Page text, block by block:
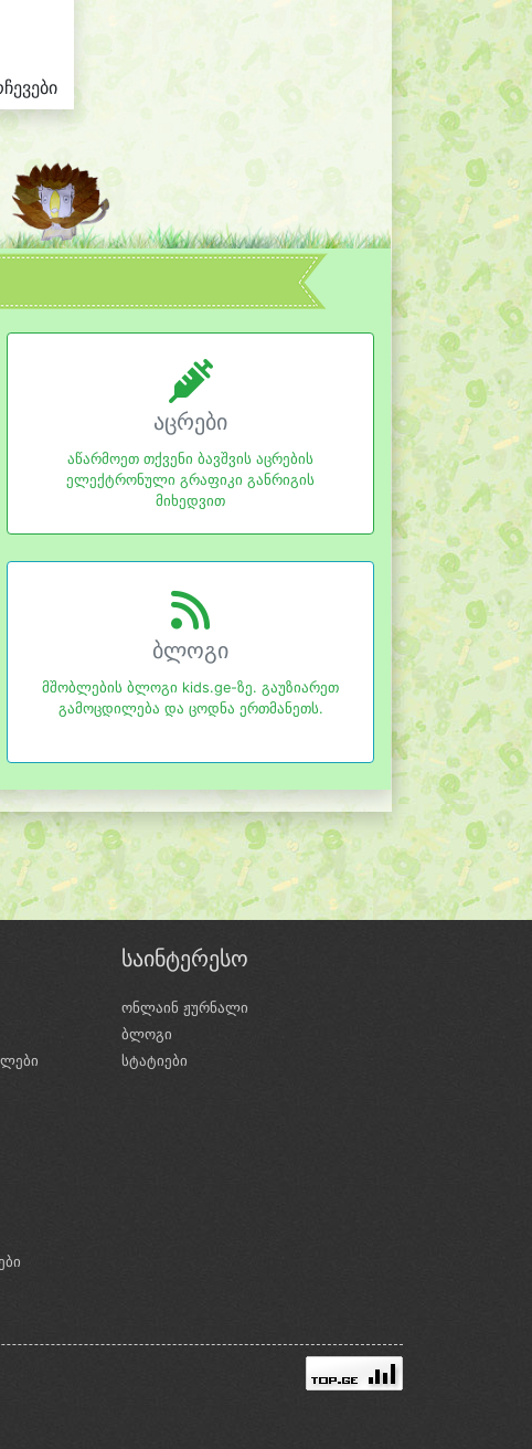
აცრები
აწარმოეთ თქვენი ბავშვის აცრების
ელექტრონული გრაფიკი განრიგის
მიხედვით
ბლოგი
მშობლების ბლოგი kids.ge-ზე. გაუზიარეთ
გამოცდილება და ცოდნა ერთმანეთს.
საინტერესო
ონლაინ ჟურნალი
ბლოგი
სტატიები